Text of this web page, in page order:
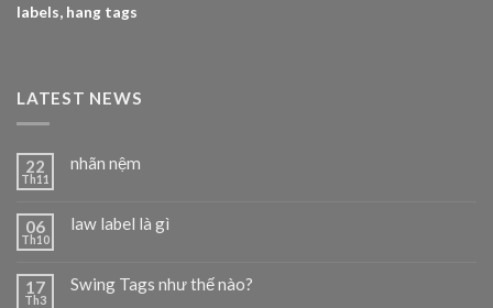
labels, hang tags
LATEST NEWS
22
Th11
nhãn nệm
06
Th10
law label là gì
17
Th3
Swing Tags như thế nào?